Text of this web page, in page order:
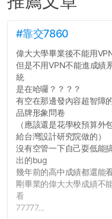
#靠交7860
偉大大學畢業後不能用
但是不用VPN不能進成績
統
是在哈囉？？？？
有空在那邊發內容超智障
品牌形象問卷
（應該還是花學校預算外
給台灣設計研究院做的）
沒有空管一下自己耍低能
出的bug
幾年前的高中成績都還能
剛畢業的偉大大學成績不
看
77777...